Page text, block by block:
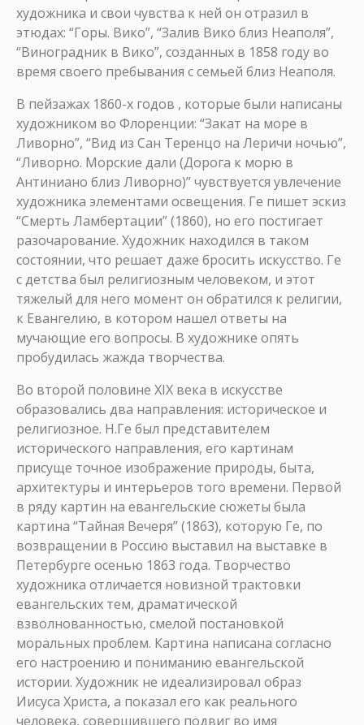
художника и свои чувства к ней он отразил в
этюдах: “Горы. Вико”, “Залив Вико близ Неаполя”,
“Виноградник в Вико”, созданных в 1858 году во
время своего пребывания с семьей близ Неаполя.
В пейзажах 1860-х годов , которые были написаны
художником во Флоренции: “Закат на море в
Ливорно”, “Вид из Сан Теренцо на Леричи ночью”,
“Ливорно. Морские дали (Дорога к морю в
Антиниано близ Ливорно)” чувствуется увлечение
художника элементами освещения. Ге пишет эскиз
“Смерть Ламбертации” (1860), но его постигает
разочарование. Художник находился в таком
состоянии, что решает даже бросить искусство. Ге
с детства был религиозным человеком, и этот
тяжелый для него момент он обратился к религии,
к Евангелию, в котором нашел ответы на
мучающие его вопросы. В художнике опять
пробудилась жажда творчества.
Во второй половине XIX века в искусстве
образовались два направления: историческое и
религиозное. Н.Ге был представителем
исторического направления, его картинам
присуще точное изображение природы, быта,
архитектуры и интерьеров того времени. Первой
в ряду картин на евангельские сюжеты была
картина “Тайная Вечеря” (1863), которую Ге, по
возвращении в Россию выставил на выставке в
Петербурге осенью 1863 года. Творчество
художника отличается новизной трактовки
евангельских тем, драматической
взволнованностью, смелой постановкой
моральных проблем. Картина написана согласно
его настроению и пониманию евангельской
истории. Художник не идеализировал образ
Иисуса Христа, а показал его как реального
человека, совершившего подвиг во имя